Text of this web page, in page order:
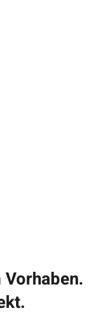
Vorhaben.